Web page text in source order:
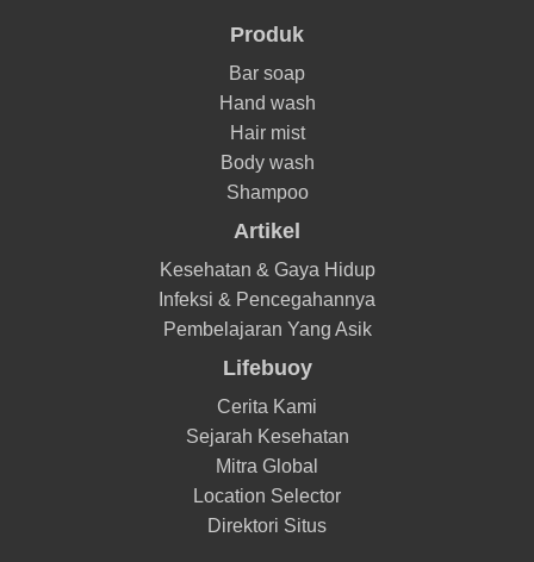
Produk
Bar soap
Hand wash
Hair mist
Body wash
Shampoo
Artikel
Kesehatan & Gaya Hidup
Infeksi & Pencegahannya
Pembelajaran Yang Asik
Lifebuoy
Cerita Kami
Sejarah Kesehatan
Mitra Global
Location Selector
Direktori Situs